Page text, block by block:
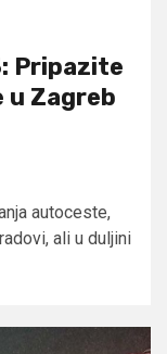
Pripazite
u Zagreb
autoceste,
ali u duljini